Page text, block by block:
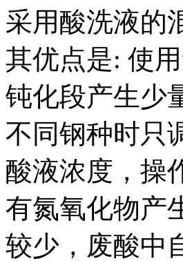
采用酸洗液的
其优点是: 使
钝化段产生少
不同钢种时只
酸液浓度，操
有氮氧化物产
较少，废酸中